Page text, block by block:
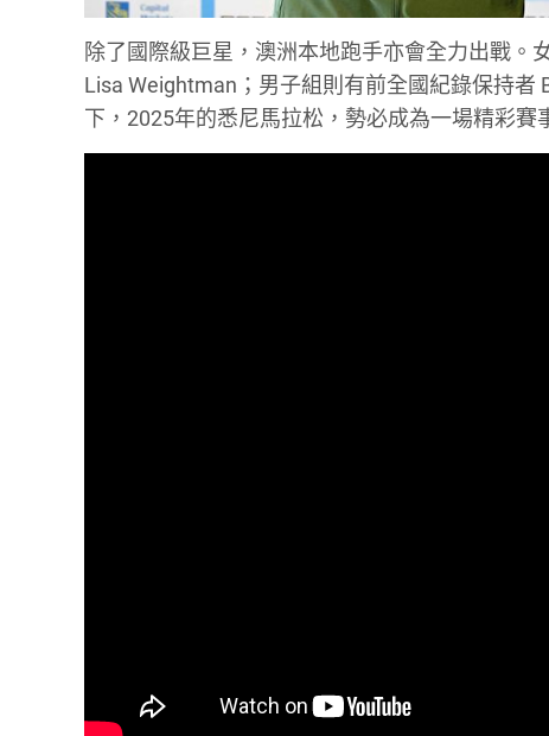
除了國際級巨星，澳洲本地跑手亦會全力出戰。
Lisa Weightman；男子組則有前全國紀錄保持
下，2025年的悉尼馬拉松，勢必成為一場精彩賽